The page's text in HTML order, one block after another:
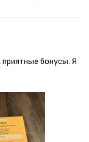
бонусы. Я